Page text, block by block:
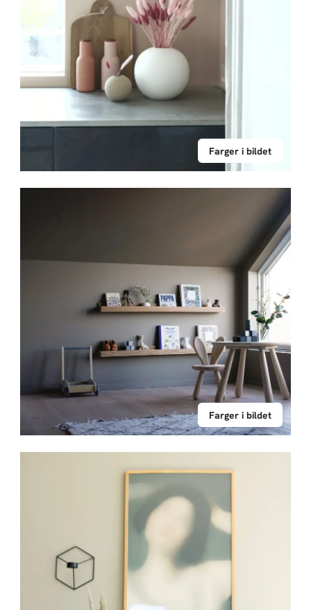
Farger i bildet
Farger i bildet